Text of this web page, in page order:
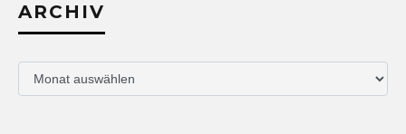
ARCHIV
Archiv